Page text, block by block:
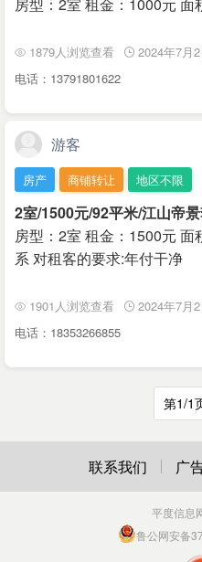
1879人浏览查看 2024年7月2
电话：13791801622
游客
房产 商铺转让 地区不限
2室/1500元/92平米/江山帝
房型：2室 租金：1500元
系 对租客的要求:年付干净
1901人浏览查看 2024年7月2
电话：18353266855
第1/1
联系我们 广
平度信息
鲁公网安备